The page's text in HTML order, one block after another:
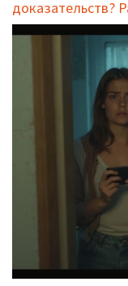
доказательств?